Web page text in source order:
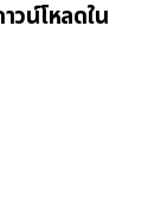
วน์โหลดใน